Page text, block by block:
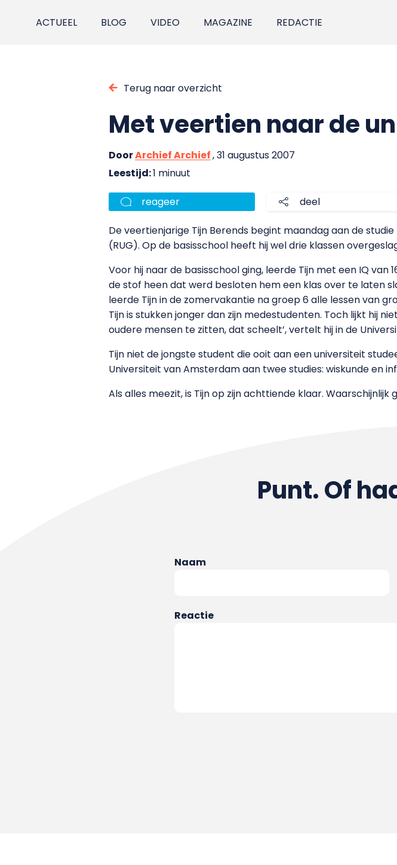
ACTUEEL BLOG VIDEO MAGAZINE REDACTIE
Terug naar overzicht
Met veertien naar de
DoorArchief Archief, 31 augustus 2007
Leestijd:1 minuut
reageer deel
De veertienjarige Tijn Berends begint maandag aan de
(RUG). Op de basisschool heeft hij wel drie klassen
Voor hij naar de basisschool ging, leerde Tijn met een IQ van
de stof heen dat werd besloten hem een klas over te laten
leerde Tijn in de zomervakantie na groep 6 alle lessen van
Tijn is stukken jonger dan zijn medestudenten. Toch lijkt hij
oudere mensen te zitten, dat scheelt’, vertelt hij in de
Tijn niet de jongste student die ooit aan een universiteit
Universiteit van Amsterdam aan twee studies: wiskunde en
Als alles meezit, is Tijn op zijn achttiende klaar.
Punt. Of
Naam
Reactie